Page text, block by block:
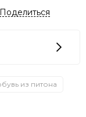
Поделиться
из питона